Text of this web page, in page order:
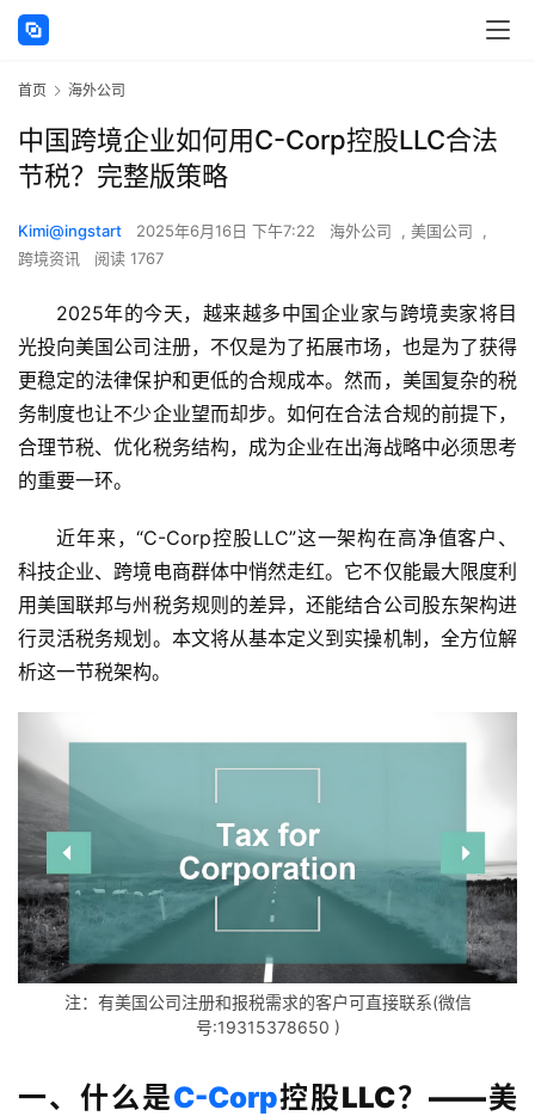
首页 海外公司
中国跨境企业如何用C-Corp控股LLC合法
节税？完整版策略
Kimi@ingstart 2025年6月16日 下午7:22 海外公司 , 美国公司
,
跨境资讯
阅读 1767
2025年的今天，越来越多中国企业家与跨境卖家将目
光投向美国公司注册，不仅是为了拓展市场，也是为了获得
更稳定的法律保护和更低的合规成本。然而，美国复杂的税
务制度也让不少企业望而却步。如何在合法合规的前提下，
合理节税、优化税务结构，成为企业在出海战略中必须思考
的重要一环。
近年来，“C-Corp控股LLC”这一架构在高净值客户、
科技企业、跨境电商群体中悄然走红。它不仅能最大限度利
用美国联邦与州税务规则的差异，还能结合公司股东架构进
行灵活税务规划。本文将从基本定义到实操机制，全方位解
析这一节税架构。
注：有美国公司注册和报税需求的客户可直接联系(微信
号:19315378650 )
一、什么是C-Corp控股LLC？——美